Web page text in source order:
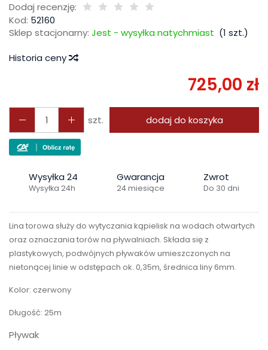
Dodaj recenzję:
Kod: 52160
Sklep stacjonarny: Jest - wysyłka natychmiast (1 szt.)
Historia ceny
725,00 zł
szt. dodaj do koszyka
Wysyłka 24
Wysyłka 24h
Gwarancja
24 miesiące
Zwrot
Do 30 dni
Lina torowa służy do wytyczania kąpielisk na wodach otwartych
oraz oznaczania torów na pływalniach. Składa się z
plastykowych, podwójnych pływaków umieszczonych na
nietonącej linie w odstępach ok. 0,35m, średnica liny 6mm.
Kolor: czerwony
Długość: 25m
Pływak